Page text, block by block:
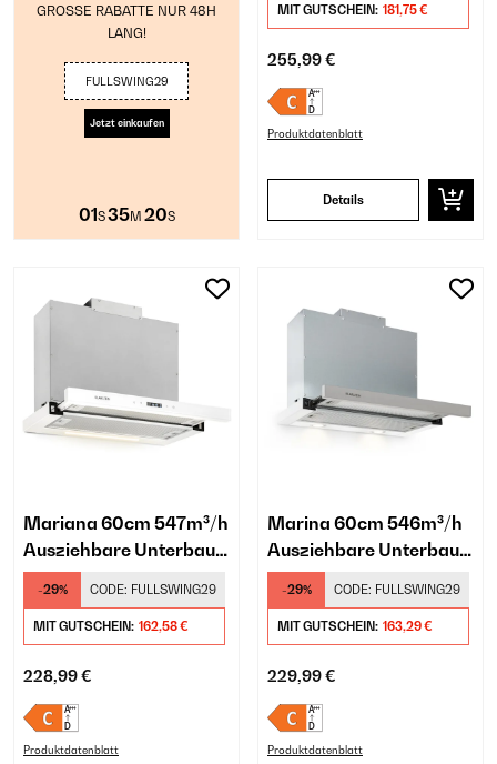
GROSSE RABATTE NUR 48H
LANG!
FULLSWING29
Jetzt einkaufen
01S 35M 19S
MIT GUTSCHEIN: 181,75 €
255,99 €
Produktdatenblatt
Details
Mariana 60cm 547m³/h
Ausziehbare Unterbau-
Dunstabzugshaube
Weiß
-29% CODE: FULLSWING29
MIT GUTSCHEIN: 162,58 €
228,99 €
Produktdatenblatt
Marina 60cm 546m³/h
Ausziehbare Unterbau-
Dunstabzugshaube
Weiß
-29% CODE: FULLSWING29
MIT GUTSCHEIN: 163,29 €
229,99 €
Produktdatenblatt